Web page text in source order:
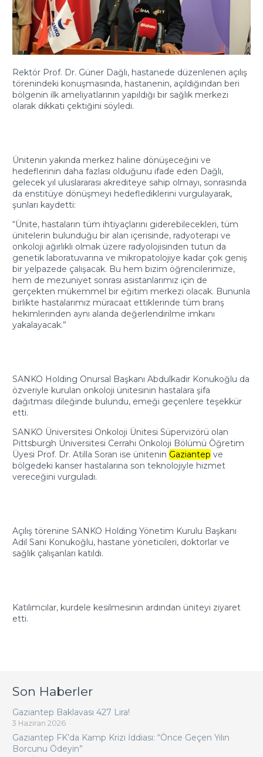
Rektör Prof. Dr. Güner Dağlı, hastanede düzenlenen açılış
törenindeki konuşmasında, hastanenin, açıldığından beri
bölgenin ilk ameliyatlarının yapıldığı bir sağlık merkezi
olarak dikkati çektiğini söyledi.
Ünitenin yakında merkez haline dönüşeceğini ve
hedeflerinin daha fazlası olduğunu ifade eden Dağlı,
gelecek yıl uluslararası akrediteye sahip olmayı, sonrasında
da enstitüye dönüşmeyi hedeflediklerini vurgulayarak,
şunları kaydetti:
“Ünite, hastaların tüm ihtiyaçlarını giderebilecekleri, tüm
ünitelerin bulunduğu bir alan içerisinde, radyoterapi ve
onkoloji ağırlıklı olmak üzere radyolojisinden tutun da
genetik laboratuvarına ve mikropatolojiye kadar çok geniş
bir yelpazede çalışacak. Bu hem bizim öğrencilerimize,
hem de mezuniyet sonrası asistanlarımız için de
gerçekten mükemmel bir eğitim merkezi olacak. Bununla
birlikte hastalarımız müracaat ettiklerinde tüm branş
hekimlerinden aynı alanda değerlendirilme imkanı
yakalayacak.”
SANKO Holding Onursal Başkanı Abdulkadir Konukoğlu da
özveriyle kurulan onkoloji ünitesinin hastalara şifa
dağıtması dileğinde bulundu, emeği geçenlere teşekkür
etti.
SANKO Üniversitesi Onkoloji Ünitesi Süpervizörü olan
Pittsburgh Üniversitesi Cerrahi Onkoloji Bölümü Öğretim
Üyesi Prof. Dr. Atilla Soran ise ünitenin Gaziantep ve
bölgedeki kanser hastalarına son teknolojiyle hizmet
vereceğini vurguladı.
Açılış törenine SANKO Holding Yönetim Kurulu Başkanı
Adil Sani Konukoğlu, hastane yöneticileri, doktorlar ve
sağlık çalışanları katıldı.
Katılımcılar, kurdele kesilmesinin ardından üniteyi ziyaret
etti.
Son Haberler
Gaziantep Baklavası 427 Lira!
3 Haziran 2026
Gaziantep FK’da Kamp Krizi İddiası: “Önce Geçen Yılın
Borcunu Ödeyin”